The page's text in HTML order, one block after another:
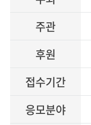
주관
후원
접수기간
응모분야